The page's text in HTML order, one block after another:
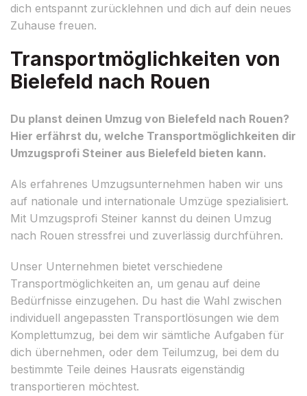
dich entspannt zurücklehnen und dich auf dein neues
Zuhause freuen.
Transportmöglichkeiten von
Bielefeld nach Rouen
Du planst deinen Umzug von Bielefeld nach Rouen?
Hier erfährst du, welche Transportmöglichkeiten dir
Umzugsprofi Steiner aus Bielefeld bieten kann.
Als erfahrenes Umzugsunternehmen haben wir uns
auf nationale und internationale Umzüge spezialisiert.
Mit Umzugsprofi Steiner kannst du deinen Umzug
nach Rouen stressfrei und zuverlässig durchführen.
Unser Unternehmen bietet verschiedene
Transportmöglichkeiten an, um genau auf deine
Bedürfnisse einzugehen. Du hast die Wahl zwischen
individuell angepassten Transportlösungen wie dem
Komplettumzug, bei dem wir sämtliche Aufgaben für
dich übernehmen, oder dem Teilumzug, bei dem du
bestimmte Teile deines Hausrats eigenständig
transportieren möchtest.